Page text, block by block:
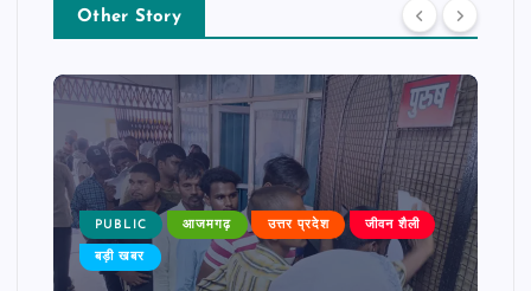
Other Story
PUBLIC आजमगढ़ उत्तर प्रदेश जीवन शैली
बड़ी खबर